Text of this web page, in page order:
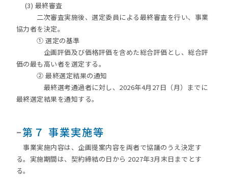
(3) 最終審査
二次審査実施後、選定委員による最終審査を行い、事業
協力者を決定。
① 選定の基準
企画評価及び価格評価を含めた総合評価とし、総合評
価の最も高い者を選定する。
② 最終選定結果の通知
最終選考通過者に対し、2026年4月27日（月）までに
最終選定結果を通知する。
ｰ第７ 事業実施等
事業実施内容は、企画提案内容を両者で協議のうえ決定す
る。実施期間は、契約締結の日から 2027年3月末日までとす
る。